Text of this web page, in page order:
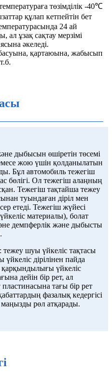
төзімділік -40℃
құлап кетпейтін бет
24 ай
ал ұзақ сақтау мерзімі
әкеледі.
қартаюына, жабысып
дыбысын өшіретін төсемі
жою үшін қолданылатын
Бұл автомобиль тежегіш
бөлігі. Ол тежегіш алаңның
Тежегіш тақтайша тежеу
туындаған діріл мен
етеді. Тежегіш жүйесі
материалы), болат
демпферлік және дыбысты
​​шуы үйкеліс тақтасы
дірілінен пайда
үйкеліс
дейін бір рет, ал
тағы бір рет
фазалық кедергісі
рөл атқарады.